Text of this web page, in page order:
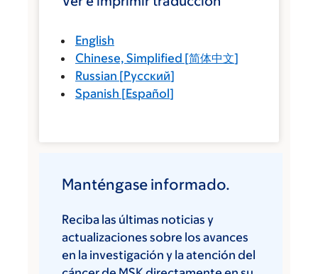
English
Chinese, Simplified [简体中文]
Russian [Русский]
Spanish [Español]
Manténgase informado.
Reciba las últimas noticias y
actualizaciones sobre los avances
en la investigación y la atención del